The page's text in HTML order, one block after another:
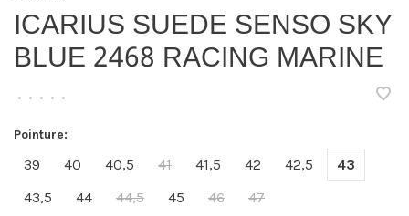
ICARIUS SUEDE SENSO SKY
BLUE 2468 RACING MARINE
• • • • •
Pointure:
39 40 40,5 41 41,5 42 42,5
43
43,5
44 44,5 45 46 47